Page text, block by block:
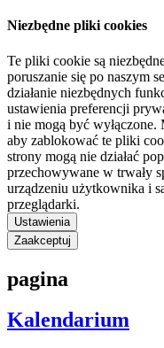
Niezbędne pliki cookies
Te pliki cookie są
poruszanie się po naszym
działanie niezbędnych
ustawienia preferencji
i nie mogą być wyłączone.
aby zablokować te pliki
strony mogą nie działać
przechowywane w trwały
urządzeniu użytkownika i
przeglądarki.
Ustawienia
Zaakceptuj
pagina
Kalendarium